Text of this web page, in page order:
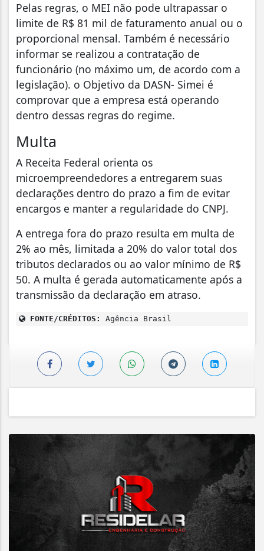
Pelas regras, o MEI não pode ultrapassar o
limite de R$ 81 mil de faturamento anual ou o
proporcional mensal. Também é necessário
informar se realizou a contratação de
funcionário (no máximo um, de acordo com a
legislação). o Objetivo da DASN- Simei é
comprovar que a empresa está operando
dentro dessas regras do regime.
Multa
A Receita Federal orienta os
microempreendedores a entregarem suas
declarações dentro do prazo a fim de evitar
encargos e manter a regularidade do CNPJ.
A entrega fora do prazo resulta em multa de
2% ao mês, limitada a 20% do valor total dos
tributos declarados ou ao valor mínimo de R$
50. A multa é gerada automaticamente após a
transmissão da declaração em atraso.
FONTE/CRÉDITOS: Agência Brasil